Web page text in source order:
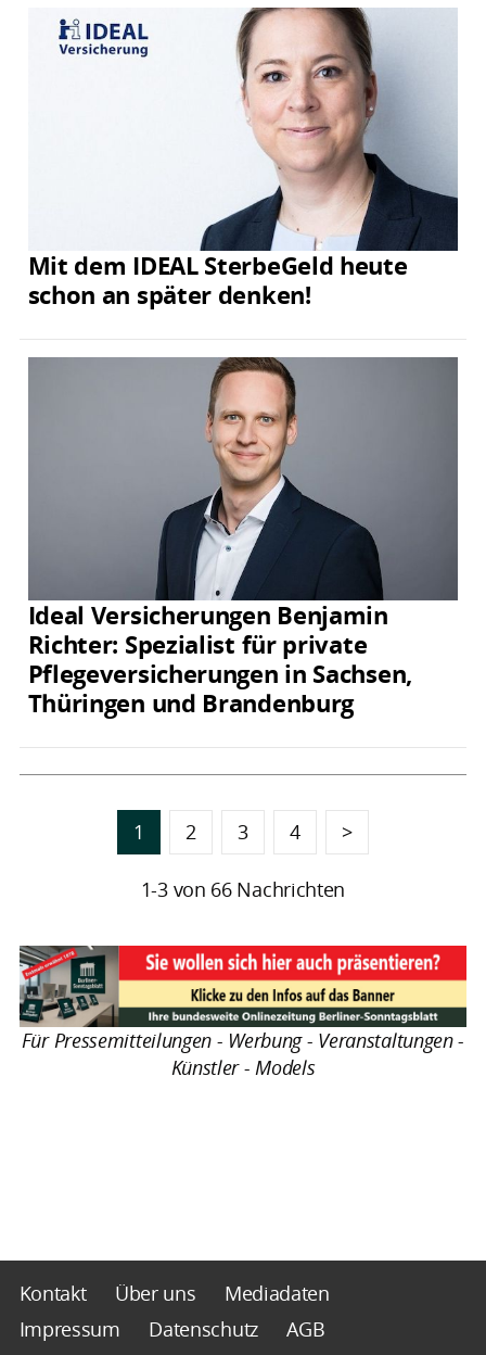
Mit dem IDEAL SterbeGeld heute
schon an später denken!
Ideal Versicherungen Benjamin
Richter: Spezialist für private
Pflegeversicherungen in Sachsen,
Thüringen und Brandenburg
1 2 3 4 >
1-3 von 66 Nachrichten
Für Pressemitteilungen - Werbung - Veranstaltungen -
Künstler - Models
Kontakt Über uns
Mediadaten
Impressum
Datenschutz
AGB